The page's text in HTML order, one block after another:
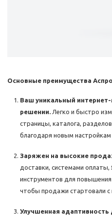
Основные преимущества
Ваш уникальный
решении. Легко и быстро
страницы, каталога,
благодаря новым
Заряжен на высокие
доставки, системами
инструментов для повышения
чтобы продажи стартовали с
Улучшенная адаптивность